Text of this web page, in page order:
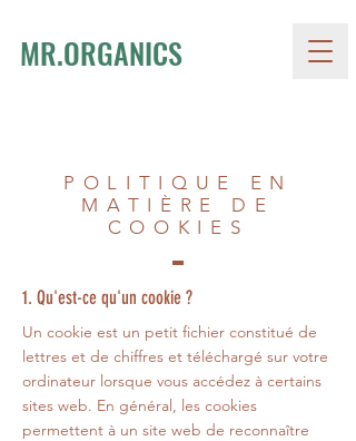
MR.ORGANICS
POLITIQUE EN
MATIÈRE DE
COOKIES
1. Qu'est-ce qu'un cookie ?
Un cookie est un petit fichier constitué de
lettres et de chiffres et téléchargé sur votre
ordinateur lorsque vous accédez à certains
sites web. En général, les cookies
permettent à un site web de reconnaître